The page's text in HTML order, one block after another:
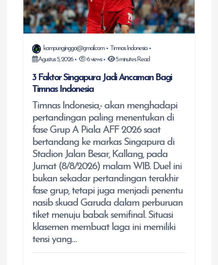
kampungjingga@gmail.com
Timnas Indonesia
Agustus 5, 2026
6 views 5 minutes Read
3 Faktor Singapura Jadi Ancaman Bagi
Timnas Indonesia
Timnas Indonesia,- akan menghadapi
pertandingan paling menentukan di
fase Grup A Piala AFF 2026 saat
bertandang ke markas Singapura di
Stadion Jalan Besar, Kallang, pada
Jumat (8/8/2026) malam WIB. Duel ini
bukan sekadar pertandingan terakhir
fase grup, tetapi juga menjadi penentu
nasib skuad Garuda dalam perburuan
tiket menuju babak semifinal. Situasi
klasemen membuat laga ini memiliki
tensi yang…